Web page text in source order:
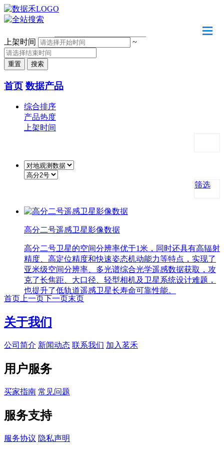
上架时间
~
首页 数据产品
综合排序
产品热度
上架时间
筛选
高分二号遥感卫星影像数据
高分二号卫星的空间分辨率优于1米，同时还具有高辐射
精度、高定位精度和快速姿态机动能力等特点，实现了
亚米级空间分辨率、多光谱综合光学遥感数据获取，攻
克了长焦距、大口径、轻型相机及卫星系统设计难题，
也提升了低轨道遥感卫星长寿命可靠性能。
首页 上一页下一页末页
关于我们
公司简介 新闻动态 联系我们 加入茗禾
用户服务
买家指南 常见问题
服务支持
服务协议 隐私声明